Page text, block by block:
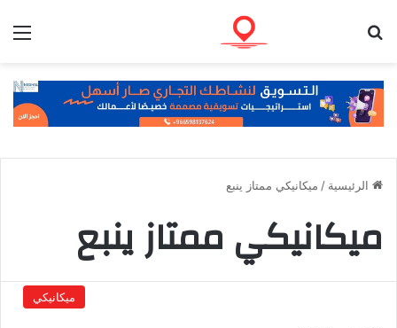
الرئيسية / ميكانيكي ممتاز ينبع
ميكانيكي ممتاز ينبع
ميكانيكي